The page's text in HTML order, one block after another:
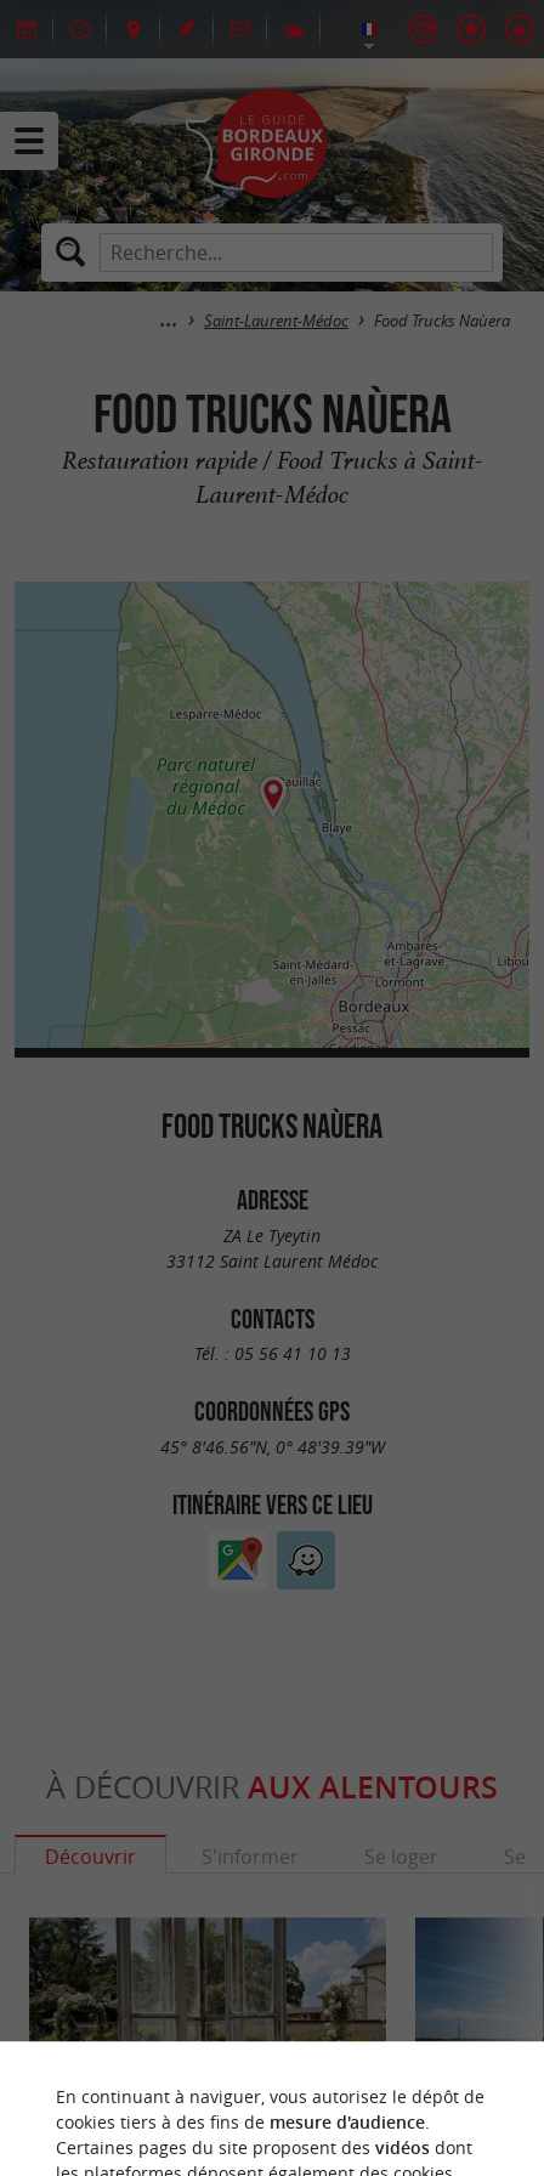
Saint-Laurent-Médoc Food Trucks Naùera
Food Trucks Naùera
Restauration rapide / Food Trucks à Saint-
Laurent-Médoc
FOOD TRUCKS NAÙERA
ADRESSE
ZA Le Tyeytin
33112 Saint Laurent Médoc
CONTACTS
Tél. : 05 56 41 10 13
COORDONNÉES GPS
45° 8'46.56"N, 0° 48'39.39"W
ITINÉRAIRE VERS CE LIEU
À DÉCOUVRIR AUX ALENTOURS
Découvrir S'informer Se loger Se
En continuant à naviguer, vous autorisez le dépôt de
cookies tiers à des fins de mesure d'audience.
Certaines pages du site proposent des vidéosdont